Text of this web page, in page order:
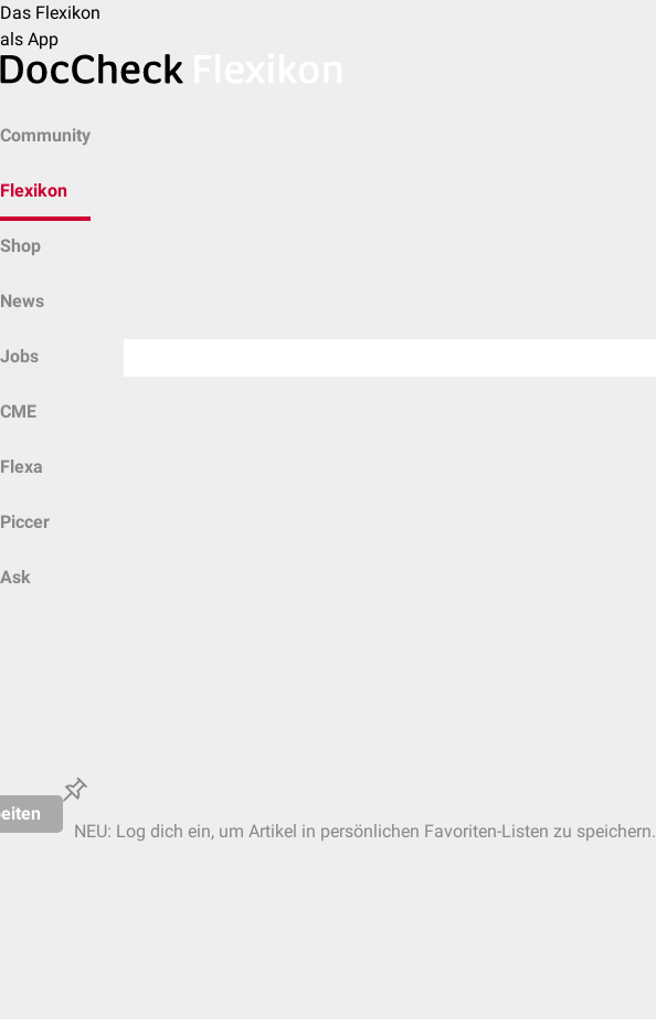
Das Flexikon
als App
Community
Flexikon
Shop
News
Jobs
CME
Flexa
Piccer
Ask
NEU: Log dich ein, um Artikel in persönlichen Favoriten-Listen zu speichern.